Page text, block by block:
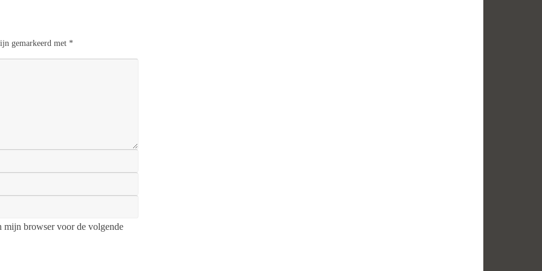
gemarkeerd met *
mijn browser voor de volgende